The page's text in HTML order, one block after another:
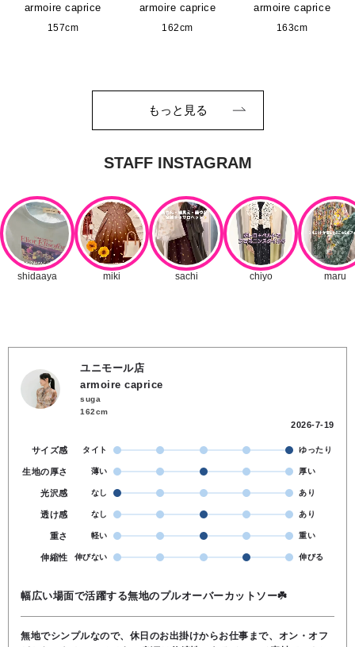
armoire caprice
157cm
armoire caprice
162cm
armoire caprice
163cm
もっと見る
ユニモール店
armoire caprice
suga
162cm
2026-7-19
サイズ感 タイト ゆったり
生地の厚さ 薄い 厚い
光沢感 なし あり
透け感 なし あり
重さ 軽い 重い
伸縮性 伸びない 伸びる
幅広い場面で活躍する無地のプルオーバーカットソー☘️
無地でシンプルなので、休日のお出掛けからお仕事まで、オン・オフ